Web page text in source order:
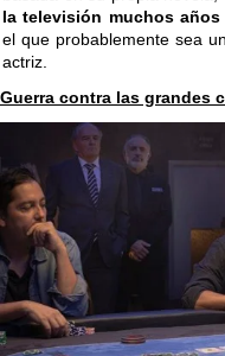
la televisión muchos
el que probablemente sea
actriz.
Guerra contra las grandes